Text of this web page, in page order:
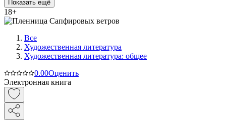
Показать ещё
18+
Все
Художественная литература
Художественная литература: общее
0.00Оценить
Электронная книга